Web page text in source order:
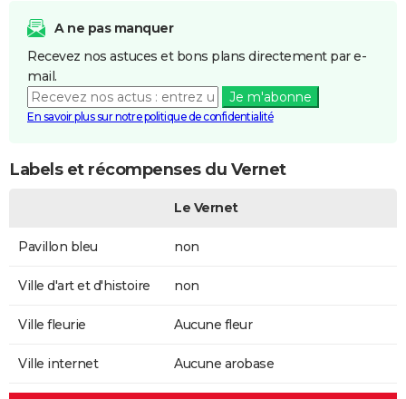
A ne pas manquer
Recevez nos astuces et bons plans directement par e-
mail.
Je m'abonne
En savoir plus sur notre politique de confidentialité
Labels et récompenses du Vernet
Le Vernet
Pavillon bleu non
Ville d'art et d'histoire non
Ville fleurie Aucune fleur
Ville internet Aucune arobase